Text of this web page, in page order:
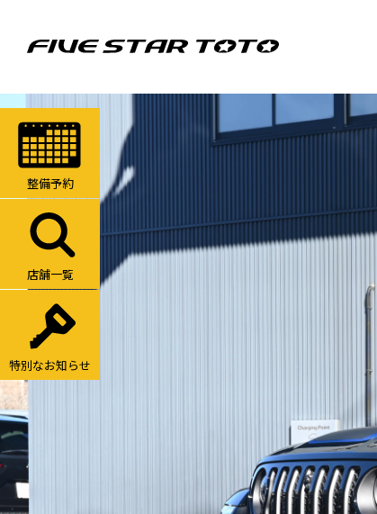
整備予約
店舗一覧
特別なお知らせ